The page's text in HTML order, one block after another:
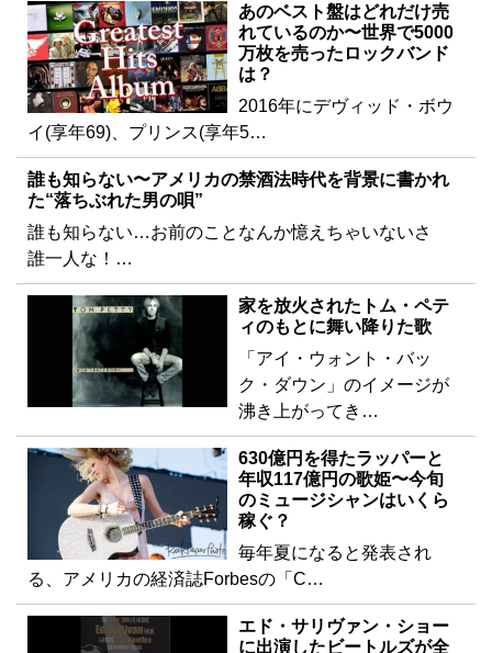
あのベスト盤はどれだけ売
れているのか〜世界で5000
万枚を売ったロックバンド
は？
2016年にデヴィッド・ボウ
イ(享年69)、プリンス(享年5…
誰も知らない〜アメリカの禁酒法時代を背景に書かれ
た“落ちぶれた男の唄”
誰も知らない…お前のことなんか憶えちゃいないさ
誰一人な！…
家を放火されたトム・ペテ
ィのもとに舞い降りた歌
「アイ・ウォント・バッ
ク・ダウン」のイメージが
沸き上がってき…
630億円を得たラッパーと
年収117億円の歌姫〜今旬
のミュージシャンはいくら
稼ぐ？
毎年夏になると発表され
る、アメリカの経済誌Forbesの「C…
エド・サリヴァン・ショー
に出演したビートルズが全